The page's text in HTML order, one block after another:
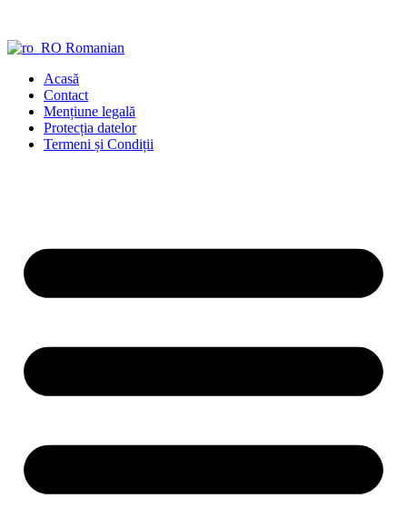
conținut
Romanian
Acasă
Contact
Mențiune legală
Protecția datelor
Termeni și Condiții